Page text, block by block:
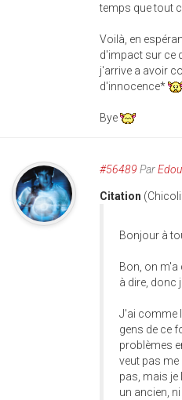
temps que tout
Voilà, en
d'impact sur ce
j'arrive a avoir
d'innocence*
Bye
#56489 Par
Citation
Bonjour à
Bon, on m'a
à dire, donc
J'ai comme
gens de ce
problèmes
veut pas me
pas, mais je
un ancien,